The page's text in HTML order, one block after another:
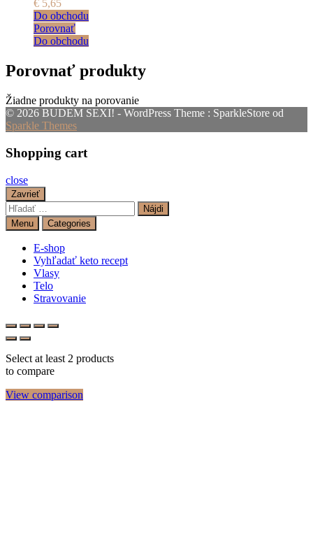
€ 5,65
Do obchodu
Porovnať
Do obchodu
Porovnať produkty
Žiadne produkty na porovanie
© 2026 BUDEM SEXI! - WordPress Theme : SparkleStore od
Sparkle Themes
Shopping cart
close
Zavrieť
Hľadať:
Menu Categories
E-shop
Vyhľadať keto recept
Vlasy
Telo
Stravovanie
Select at least 2 products
to compare
View comparison